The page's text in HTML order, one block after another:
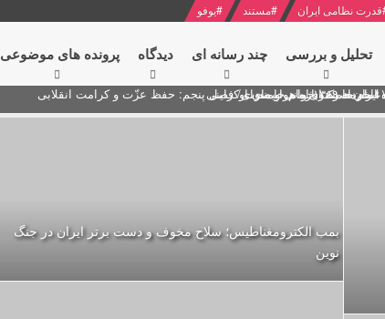
قدرت نظامی ایران #مستند #یوفو
تحلیل و بررسی چند رسانه ای دیدگاه‌ پرونده های موضوعی
مصر درباره هواپیمای اوکراینی
خامنه ای
ایران + نکته خوانی و صوت
بمب الکترومغناطیس؛ سلاح مخوف و دست برتر ایران در جنگ
نوین